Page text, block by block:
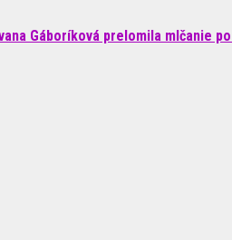
Gáboríková prelomila mlčanie